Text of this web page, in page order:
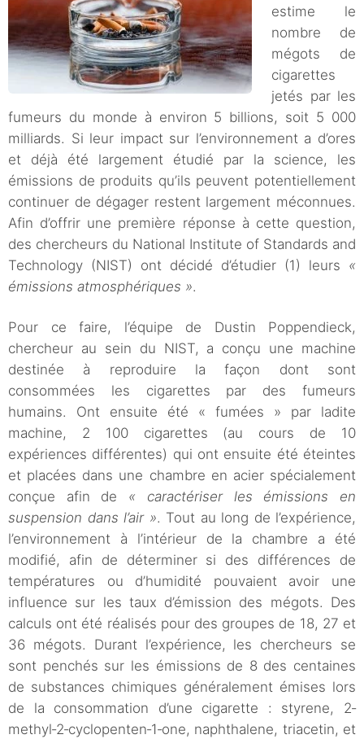
estime le
nombre de
mégots de
cigarettes
jetés par les
fumeurs du monde à environ 5 billions, soit 5 000
milliards. Si leur impact sur l’environnement a d’ores
et déjà été largement étudié par la science, les
émissions de produits qu’ils peuvent potentiellement
continuer de dégager restent largement méconnues.
Afin d’offrir une première réponse à cette question,
des chercheurs du National Institute of Standards and
Technology (NIST) ont décidé d’étudier (1) leurs «
émissions atmosphériques ».
Pour ce faire, l’équipe de Dustin Poppendieck,
chercheur au sein du NIST, a conçu une machine
destinée à reproduire la façon dont sont
consommées les cigarettes par des fumeurs
humains. Ont ensuite été « fumées » par ladite
machine, 2 100 cigarettes (au cours de 10
expériences différentes) qui ont ensuite été éteintes
et placées dans une chambre en acier spécialement
conçue afin de « caractériser les émissions en
suspension dans l’air ». Tout au long de l’expérience,
l’environnement à l’intérieur de la chambre a été
modifié, afin de déterminer si des différences de
températures ou d’humidité pouvaient avoir une
influence sur les taux d’émission des mégots. Des
calculs ont été réalisés pour des groupes de 18, 27 et
36 mégots. Durant l’expérience, les chercheurs se
sont penchés sur les émissions de 8 des centaines
de substances chimiques généralement émises lors
de la consommation d’une cigarette : styrene, 2‐
methyl‐2‐cyclopenten‐1‐one, naphthalene, triacetin, et